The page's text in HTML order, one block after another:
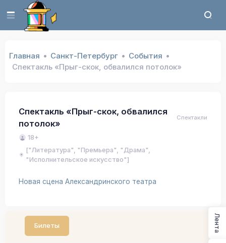
Главная Санкт-Петербург
События
Спектакль «Прыг-скок, обвалился потолок»
Спектакль «Прыг-скок, обвалился
потолок»
Спектакли
18+
["Литература", "Премьера", "Драма",
"Исполнительское искусство"]
Новая сцена Александринского театра
Билеты Лента